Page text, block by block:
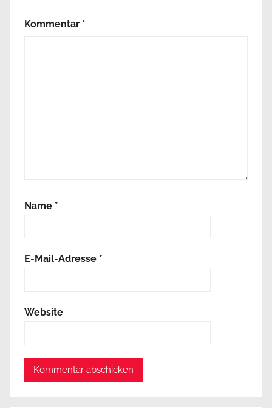
Kommentar *
Name *
E-Mail-Adresse *
Website